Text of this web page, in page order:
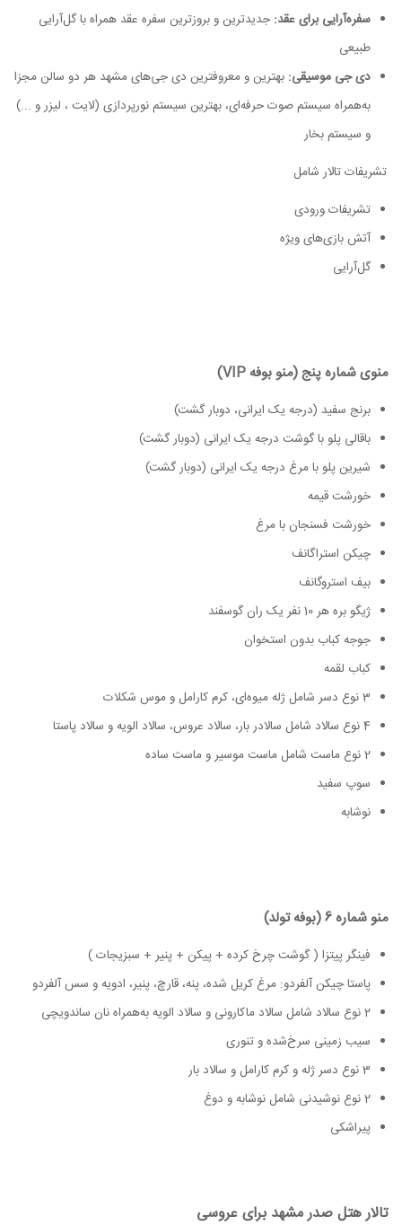
سفره‌آرایی برای عقد: جدیدترین و بروزترین سفره عقد همراه با گل‌آرایی
طبیعی
دی جی موسیقی: بهترین و معروفترین دی جی‌های مشهد هر دو سالن مجزا
به‌همراه سیستم صوت حرفه‌ای، بهترین سیستم نورپردازی (لایت ، لیزر و ...)
و سیستم بخار
تشریفات تالار شامل
تشریفات ورودی
آتش بازی‌های ویژه
گل‌آرایی
منوی شماره پنج (منو بوفه VIP)
برنج سفید (درجه یک ایرانی، دوبار گشت)
باقالی پلو با گوشت درجه یک ایرانی (دوبار گشت)
شیرین پلو با مرغ درجه یک ایرانی (دوبار گشت)
خورشت قیمه
خورشت فسنجان با مرغ
چیکن استراگانف
بیف استروگانف
ژیگو بره هر 10 نفر یک ران گوسفند
جوجه کباب بدون استخوان
کباب لقمه
3 نوع دسر شامل ژله میوه‌ای، کرم کارامل و موس شکلات
4 نوع سالاد شامل سالادر بار، سالاد عروس، سالاد الویه و سالاد پاستا
2 نوع ماست شامل ماست موسیر و ماست ساده
سوپ سفید
نوشابه
منو شماره 6 (بوفه تولد)
فینگر پیتزا ( گوشت چرخ کرده + پیکن + پنیر + سبزیجات )
پاستا چیکن آلفردو: مرغ کریل شده، پنه، قارچ، پنیر، ادویه و سس آلفردو
2 نوع سالاد شامل سالاد ماکارونی و سالاد الویه به‌همراه نان ساندویچی
سیب زمینی سرخ‌شده و تنوری
3 نوع دسر ژله و کرم کارامل و سالاد بار
2 نوع نوشیدنی شامل نوشابه و دوغ
پیراشکی
تالار هتل صدر مشهد برای عروسی